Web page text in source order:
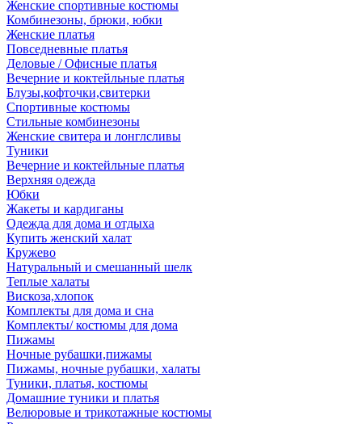
Женские спортивные костюмы
Комбинезоны, брюки, юбки
Женские платья
Повседневные платья
Деловые / Офисные платья
Вечерние и коктейльные платья
Блузы,кофточки,свитерки
Спортивные костюмы
Стильные комбинезоны
Женские свитера и лонглсливы
Туники
Вечерние и коктейльные платья
Верхняя одежда
Юбки
Жакеты и кардиганы
Одежда для дома и отдыха
Купить женский халат
Кружево
Натуральный и смешанный шелк
Теплые халаты
Вискоза,хлопок
Комплекты для дома и сна
Комплекты/ костюмы для дома
Пижамы
Ночные рубашки,пижамы
Пижамы, ночные рубашки, халаты
Туники, платья, костюмы
Домашние туники и платья
Велюровые и трикотажные костюмы